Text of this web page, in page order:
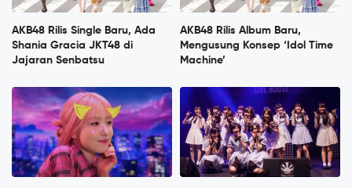
AKB48 Rilis Single Baru, Ada
Shania Gracia JKT48 di
Jajaran Senbatsu
AKB48 Rilis Album Baru,
Mengusung Konsep ‘Idol Time
Machine’